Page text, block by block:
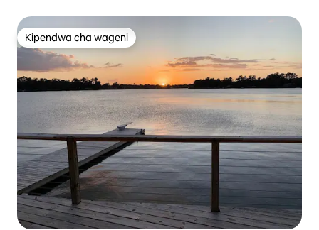
Kipendwa cha wageni
Kipendwa cha wageni